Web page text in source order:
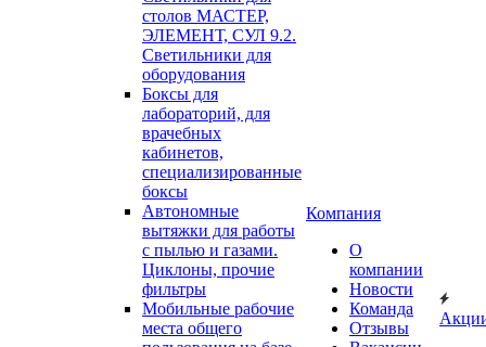
столов МАСТЕР,
ЭЛЕМЕНТ, СУЛ 9.2.
Светильники для
оборудования
Боксы для
лабораторий, для
врачебных
кабинетов,
специализированные
боксы
Автономные
вытяжки для работы
с пылью и газами.
Циклоны, прочие
фильтры
Мобильные рабочие
места общего
Компания
О
компании
Новости
Команда
Отзывы